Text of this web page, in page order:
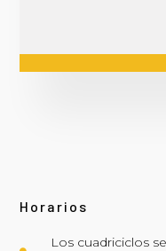
Horarios
Los cuadriciclos